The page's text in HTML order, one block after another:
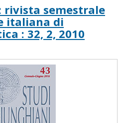
rivista semestrale
italiana di
: 32, 2, 2010